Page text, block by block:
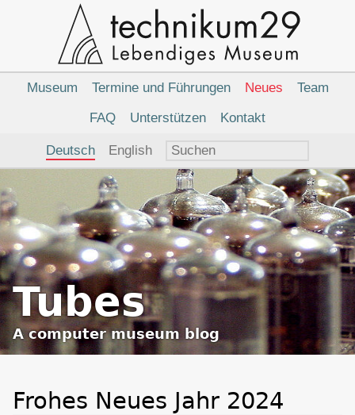
Tubes
Acomputer museumblog
Frohes Neues Jahr 2024
Hauptnavigation
Museum Termine und Führungen Neues
Team
FAQ
Unterstützen Kontakt
Sprachauswahl
Deutsch English